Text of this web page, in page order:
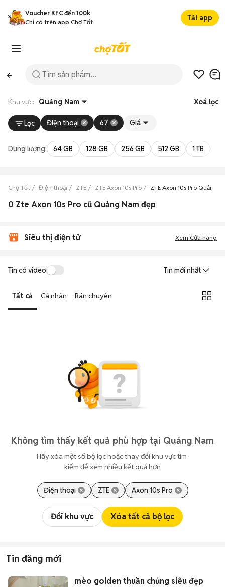
Voucher KFC đến 100k
Chỉ có trên app Chợ Tốt
Tải app
Khu vực: Quảng Nam Xoá lọc
Lọc Điện thoại 67 Giá
Dung lượng: 64 GB 128 GB 256 GB 512 GB 1 TB
Chợ Tốt Điện thoại ZTE ZTE Axon 10s Pro ZTE Axon 10s Pro Quảng
0 Zte Axon 10s Pro cũ Quảng Nam đẹp
Siêu thị điện tử Xem Cửa hàng
Tin có video Tin mới nhất
Tất cả Cá nhân Bán chuyên
Không tìm thấy kết quả phù hợp tại Quảng Nam
Hãy xóa một số bộ lọc hoặc thay đổi khu vực tìm
kiếm để xem nhiều kết quả hơn
Điện thoại ZTE Axon 10s Pro
Đổi khu vực Xóa tất cả bộ lọc
Tin đăng mới
mèo golden thuần chủng siêu đẹp